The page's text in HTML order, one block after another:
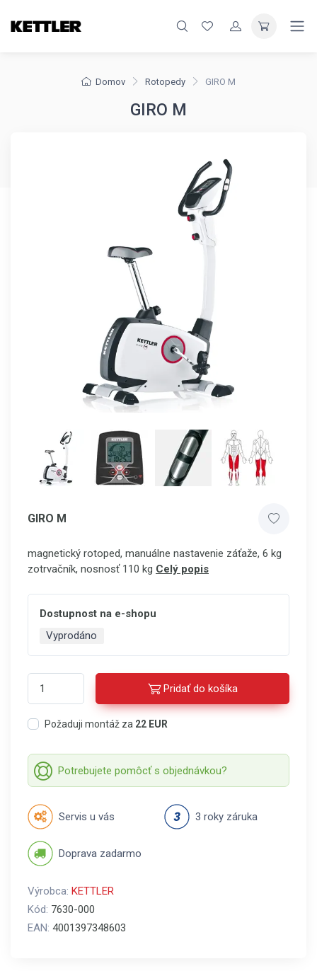
Domov Rotopedy GIRO M
GIRO M
GIRO M
magnetický rotoped, manuálne nastavenie záťaže, 6 kg
zotrvačník, nosnosť 110 kg Celý popis
Dostupnost na e-shopu
Vyprodáno
Pridať do košíka
Požaduji montáž za 22 EUR
Potrebujete pomôcť s objednávkou?
Servis u vás 3 roky záruka
Doprava zadarmo
Výrobca: KETTLER
Kód: 7630-000
EAN: 4001397348603